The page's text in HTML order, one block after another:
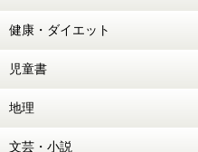
健康・ダイエット
児童書
地理
文芸・小説